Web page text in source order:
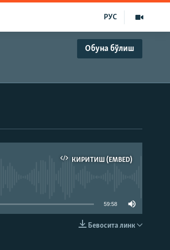
РУС
Обуна бўлиш
КИРИТИШ (EMBED)
59:58
Бевосита линк